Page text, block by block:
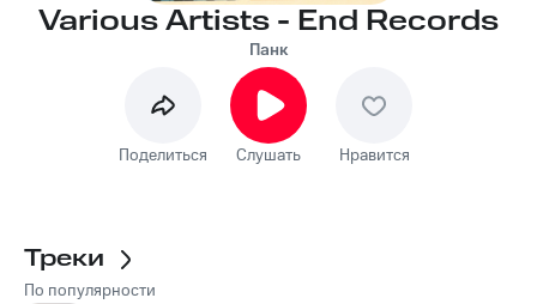
Various Artists - End Records
Панк
Поделиться Слушать Нравится
Треки
По популярности